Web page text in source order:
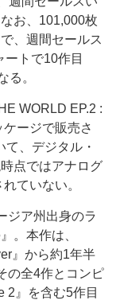
お、101,000枚
、週間セールス
トで10作目
る。
WORLD EP.2 :
ージで販売さ
、デジタル・
点ではアナログ
ていない。
ジア州出身のラ
。本作は、
』から約1年半
の全4作とコンピ
2』を含む5作目